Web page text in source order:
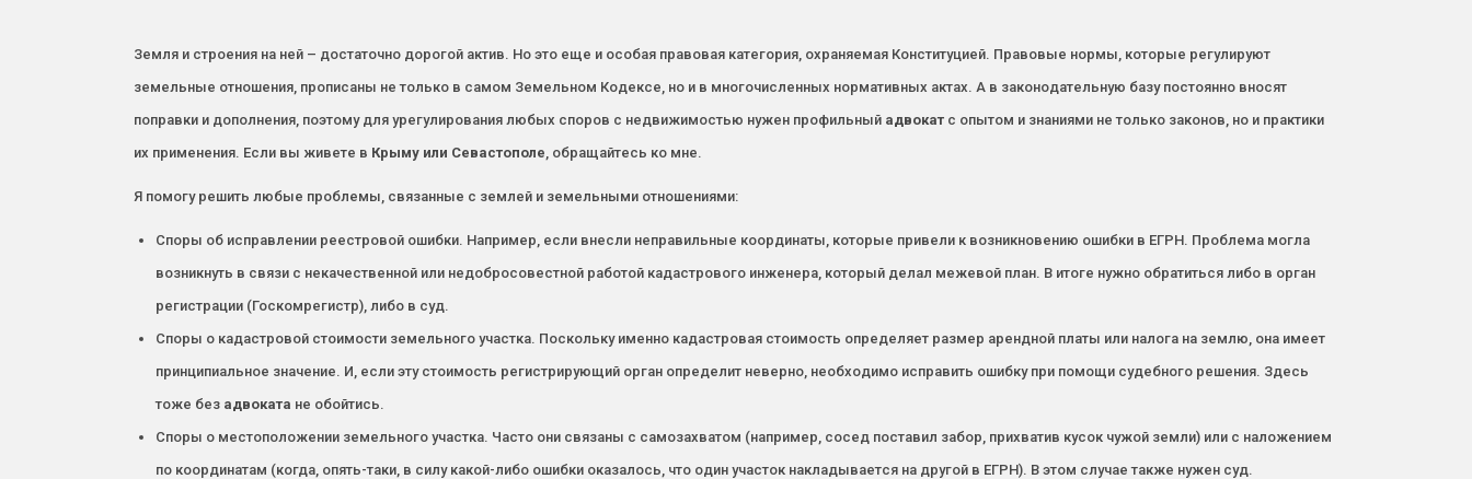
Земля и строения на ней – достаточно дорогой актив. Но это еще и особая правовая категория, охраняемая Конституцией. Правовые нормы, которые регулируют
земельные отношения, прописаны не только в самом Земельном Кодексе, но и в многочисленных нормативных актах. А в законодательную базу постоянно вносят
поправки и дополнения, поэтому для урегулирования любых споров с недвижимостью нужен профильный адвокат с опытом и знаниями не только законов, но и практики
их применения. Если вы живете в Крыму или Севастополе , обращайтесь ко мне.
Я помогу решить любые проблемы, связанные с землей и земельными отношениями:
Споры об исправлении реестровой ошибки. Например, если внесли неправильные координаты, которые привели к возникновению ошибки в ЕГРН. Проблема могла
возникнуть в связи с некачественной или недобросовестной работой кадастрового инженера, который делал межевой план. В итоге нужно обратиться либо в орган
регистрации (Госкомрегистр), либо в суд.
Споры о кадастровой стоимости земельного участка. Поскольку именно кадастровая стоимость определяет размер арендной платы или налога на землю, она имеет
принципиальное значение. И, если эту стоимость регистрирующий орган определит неверно, необходимо исправить ошибку при помощи судебного решения. Здесь
тоже без адвоката не обойтись.
Споры о местоположении земельного участка. Часто они связаны с самозахватом (например, сосед поставил забор, прихватив кусок чужой земли) или с наложением
по координатам (когда, опять-таки, в силу какой-либо ошибки оказалось, что один участок накладывается на другой в ЕГРН). В этом случае также нужен суд.